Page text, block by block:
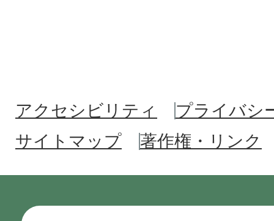
アクセシビリティ
プライバシ
サイトマップ
著作権・リンク